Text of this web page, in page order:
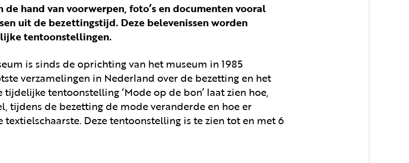
hand van voorwerpen, foto’s en documenten vooral
uit de bezettingstijd. Deze belevenissen worden
tentoonstellingen.
is sinds de oprichting van het museum in 1985
verzamelingen in Nederland over de bezetting en het
tijdelijke tentoonstelling ‘Mode op de bon’ laat zien hoe,
tijdens de bezetting de mode veranderde en hoe er
Deze tentoonstelling is te zien tot en met 6